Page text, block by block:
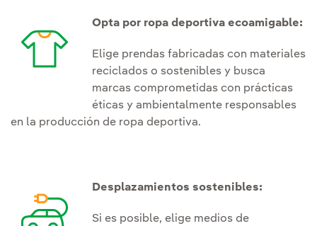
Opta por ropa deportiva ecoamigable:
Elige prendas fabricadas con materiales
reciclados o sostenibles y busca
marcas comprometidas con prácticas
éticas y ambientalmente responsables
en la producción de ropa deportiva.
Desplazamientos sostenibles:
Si es posible, elige medios de